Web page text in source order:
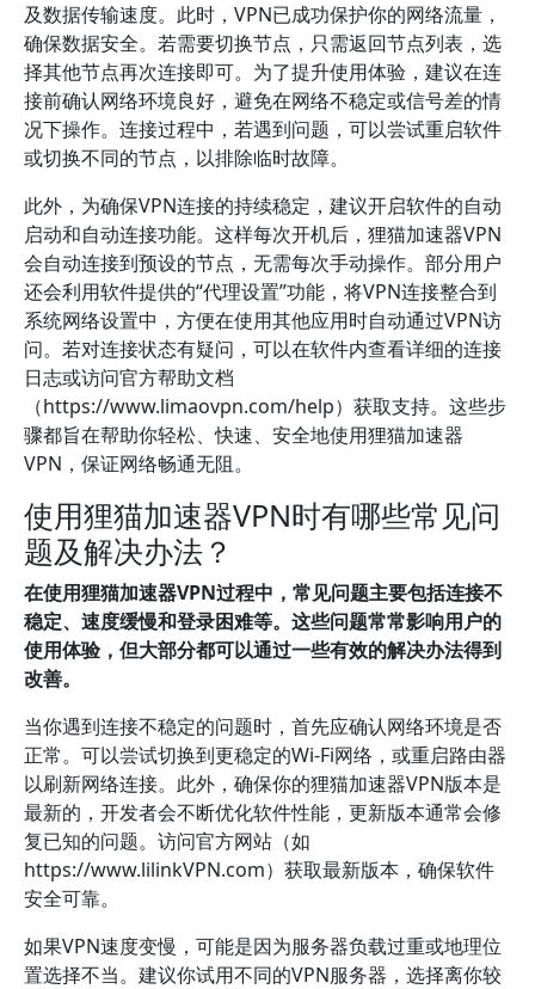
及数据传输速度。此时，VPN已成功保护你的网络流量，
确保数据安全。若需要切换节点，只需返回节点列表，选
择其他节点再次连接即可。为了提升使用体验，建议在连
接前确认网络环境良好，避免在网络不稳定或信号差的情
况下操作。连接过程中，若遇到问题，可以尝试重启软件
或切换不同的节点，以排除临时故障。
此外，为确保VPN连接的持续稳定，建议开启软件的自动
启动和自动连接功能。这样每次开机后，狸猫加速器VPN
会自动连接到预设的节点，无需每次手动操作。部分用户
还会利用软件提供的“代理设置”功能，将VPN连接整合到
系统网络设置中，方便在使用其他应用时自动通过VPN访
问。若对连接状态有疑问，可以在软件内查看详细的连接
日志或访问官方帮助文档
（https://www.limaovpn.com/help）获取支持。这些步
骤都旨在帮助你轻松、快速、安全地使用狸猫加速器
VPN，保证网络畅通无阻。
使用狸猫加速器VPN时有哪些常见问
题及解决办法？
在使用狸猫加速器VPN过程中，常见问题主要包括连接不
稳定、速度缓慢和登录困难等。这些问题常常影响用户的
使用体验，但大部分都可以通过一些有效的解决办法得到
改善。
当你遇到连接不稳定的问题时，首先应确认网络环境是否
正常。可以尝试切换到更稳定的Wi-Fi网络，或重启路由器
以刷新网络连接。此外，确保你的狸猫加速器VPN版本是
最新的，开发者会不断优化软件性能，更新版本通常会修
复已知的问题。访问官方网站（如
https://www.lilinkVPN.com）获取最新版本，确保软件
安全可靠。
如果VPN速度变慢，可能是因为服务器负载过重或地理位
置选择不当。建议你试用不同的VPN服务器，选择离你较